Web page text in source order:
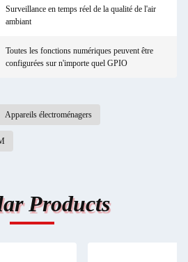
Surveillance en temps réel de la qualité de l'air
ambiant
Toutes les fonctions numériques peuvent être
configurées sur n'importe quel GPIO
Appareils électroménagers
Products